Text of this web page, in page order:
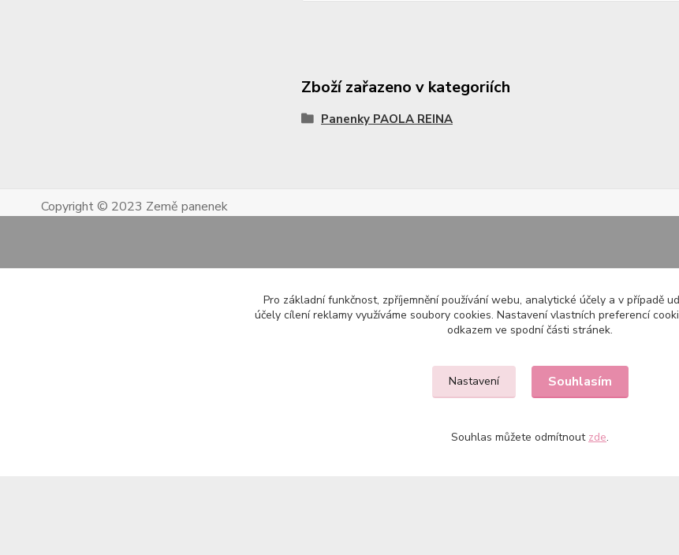
Zboží zařazeno v kategoriích
Panenky PAOLA REINA
Copyright © 2023 Země panenek
Pro základní funkčnost, zpříjemnění používání webu, analytické účely a v případě
účely cílení reklamy využíváme soubory cookies. Nastavení vlastních preferencí
odkazem ve spodní části stránek.
Nastavení Souhlasím
Souhlas můžete odmítnout zde.